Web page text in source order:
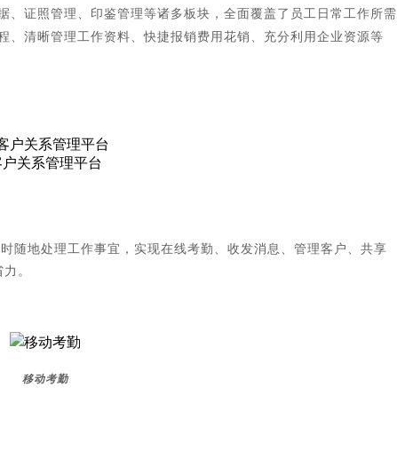
、证照管理、印鉴管理等诸多板块，全面覆盖了员工日常工作所需
、清晰管理工作资料、快捷报销费用花销、充分利用企业资源等
关系管理平台
随地处理工作事宜，实现在线考勤、收发消息、管理客户、共享
。
移动考勤